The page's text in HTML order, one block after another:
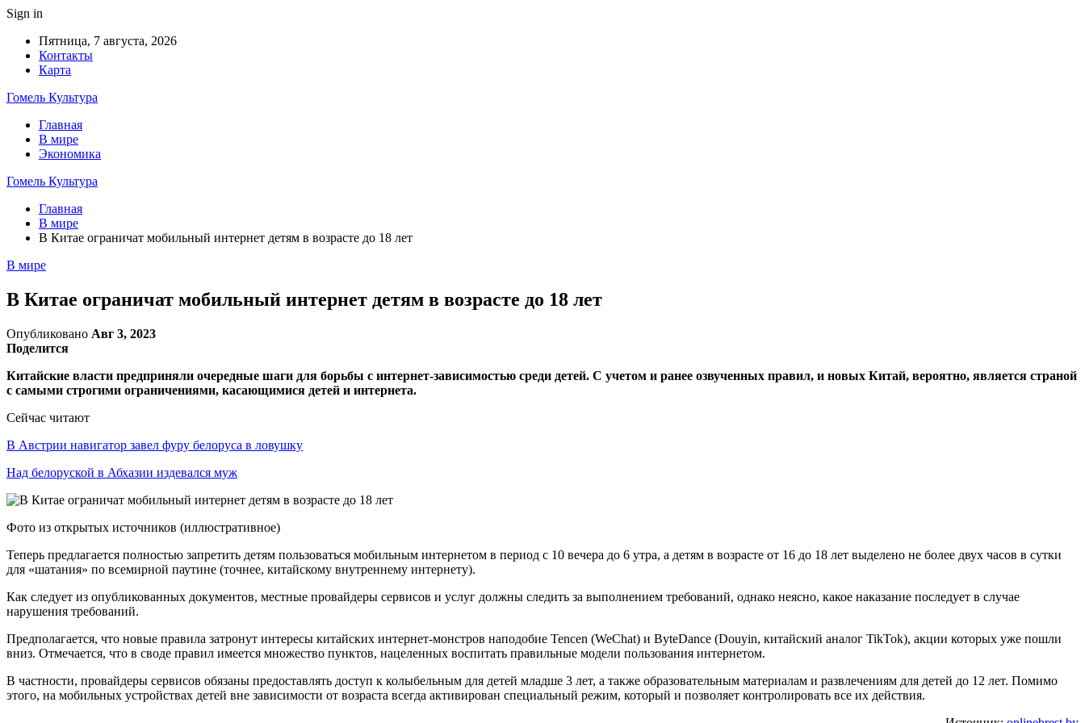
Sign in
Пятница, 7 августа, 2026
Контакты
Карта
Гомель Культура
Главная
В мире
Экономика
Гомель Культура
Главная
В мире
В Китае ограничат мобильный интернет детям в возрасте до 18 лет
В мире
В Китае ограничат мобильный интернет детям в возрасте до 18 лет
Опубликовано Авг 3, 2023
Поделится
Китайские власти предприняли очередные шаги для борьбы с интернет-зависимостью среди детей. С учетом и ранее озвученных правил, и новых Китай, вероятно, является страной
с самыми строгими ограничениями, касающимися детей и интернета.
Сейчас читают
В Австрии навигатор завел фуру белоруса в ловушку
Над белоруской в Абхазии издевался муж
Фото из открытых источников (иллюстративное)
Теперь предлагается полностью запретить детям пользоваться мобильным интернетом в период с 10 вечера до 6 утра, а детям в возрасте от 16 до 18 лет выделено не более двух часов в сутки
для «шатания» по всемирной паутине (точнее, китайскому внутреннему интернету).
Как следует из опубликованных документов, местные провайдеры сервисов и услуг должны следить за выполнением требований, однако неясно, какое наказание последует в случае
нарушения требований.
Предполагается, что новые правила затронут интересы китайских интернет-монстров наподобие Tencen (WeChat) и ByteDance (Douyin, китайский аналог TikTok), акции которых уже пошли
вниз. Отмечается, что в своде правил имеется множество пунктов, нацеленных воспитать правильные модели пользования интернетом.
В частности, провайдеры сервисов обязаны предоставлять доступ к колыбельным для детей младше 3 лет, а также образовательным материалам и развлечениям для детей до 12 лет. Помимо
этого, на мобильных устройствах детей вне зависимости от возраста всегда активирован специальный режим, который и позволяет контролировать все их действия.